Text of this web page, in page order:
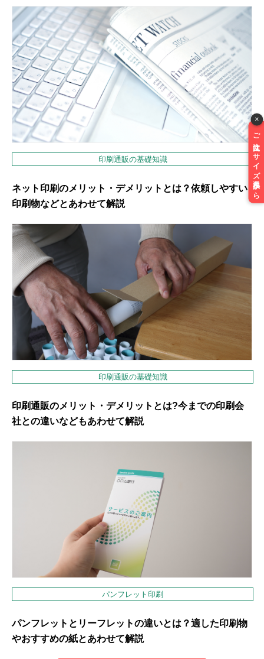
×
ご注文はサイズ選択から
印刷通販の基礎知識
ネット印刷のメリット・デメリットとは？依頼しやすい
印刷物などとあわせて解説
印刷通販の基礎知識
印刷通販のメリット・デメリットとは?今までの印刷会
社との違いなどもあわせて解説
パンフレット印刷
パンフレットとリーフレットの違いとは？適した印刷物
やおすすめの紙とあわせて解説